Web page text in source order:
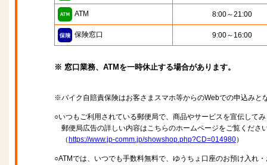
ATM 8:00～21:00
保険窓口 9:00～16:00
※ 窓口業務、ATMを一時休止する場合があります。
※バイク自賠責保険はお客さまスマホ等からのWebでの申込みと
○いつもご利用されている郵便局で、商品やサービスを宣伝して
郵便局広告の詳しい内容はこちらのホームページをご覧くださ
（ https://www.jp-comm.jp/showshop.php?CD=014980）
○ATMでは、いつでも手数料無料で、ゆうちょ口座のお預け入れ